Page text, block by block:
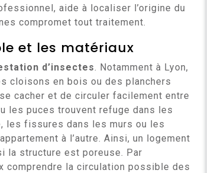
aide à localiser l’origine du
compromet tout traitement.
et les matériaux
d’insectes. Notamment à Lyon,
cloisons en bois ou des planchers
cacher et de circuler facilement entre
les puces trouvent refuge dans les
les fissures dans les murs ou les
à l’autre. Ainsi, un logement
la structure est poreuse. Par
comprendre la circulation possible des